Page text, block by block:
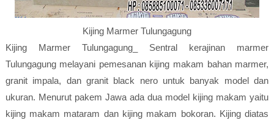
Kijing Marmer Tulungagung
Kijing Marmer Tulungagung_ Sentral kerajinan marmer
Tulungagung melayani pemesanan kijing makam bahan marmer,
granit impala, dan granit black nero untuk banyak model dan
ukuran. Menurut pakem Jawa ada dua model kijing makam yaitu
kijing makam mataram dan kijing makam bokoran. Kijing diatas